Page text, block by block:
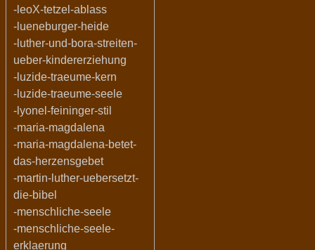
-leoX-tetzel-ablass
-lueneburger-heide
-luther-und-bora-streiten-
ueber-kindererziehung
-luzide-traeume-kern
-luzide-traeume-seele
-lyonel-feininger-stil
-maria-magdalena
-maria-magdalena-betet-
das-herzensgebet
-martin-luther-uebersetzt-
die-bibel
-menschliche-seele
-menschliche-seele-
erklaerung